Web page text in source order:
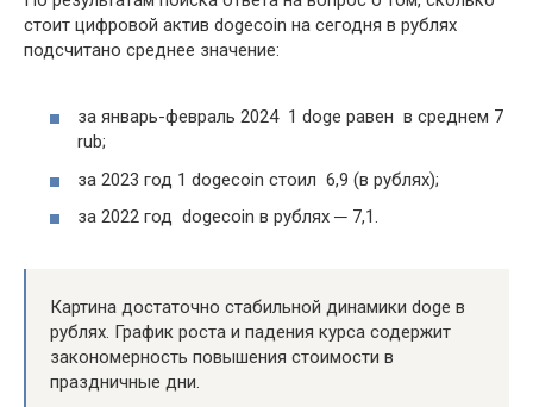
стоит цифровой актив dogecoin на сегодня в рублях
подсчитано среднее значение:
за январь-февраль 2024 1 doge равен в среднем 7
rub;
за 2023 год 1 dogecoin стоил 6,9 (в рублях);
за 2022 год dogecoin в рублях ─ 7,1.
Картина достаточно стабильной динамики doge в
рублях. График роста и падения курса содержит
закономерность повышения стоимости в
праздничные дни.